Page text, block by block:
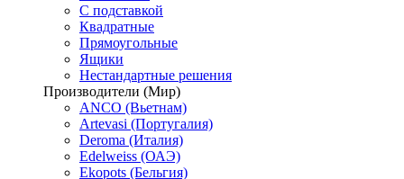
С подставкой
Квадратные
Прямоугольные
Ящики
Нестандартные решения
Производители (Мир)
ANCO (Вьетнам)
Artevasi (Португалия)
Deroma (Италия)
Edelweiss (ОАЭ)
Ekopots (Бельгия)